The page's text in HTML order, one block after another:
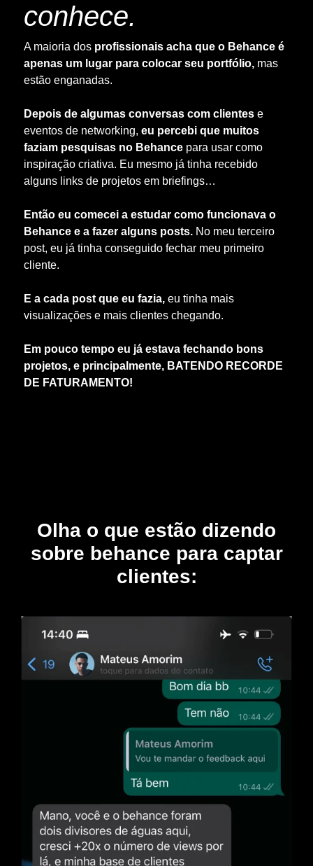
conhece.
A maioria dosprofissionais acha que o Behance é
apenas um lugar para colocar seu portfólio, mas
estão enganadas.
Depois de algumas conversas com clientes e
eventos de networking, eu percebi que muitos
faziam pesquisas no Behance para usar como
inspiração criativa. Eu mesmo já tinha recebido
alguns links de projetos em briefings…
Então eu comecei a estudar como funcionava o
Behance e a fazer alguns posts. No meu terceiro
post, eu já tinha conseguido fechar meu primeiro
cliente.
E a cada post que eu fazia, eu tinha mais
visualizações e mais clientes chegando.
Em pouco tempo eu já estava fechando bons
projetos, e principalmente, BATENDO RECORDE
DE FATURAMENTO!
Olha o que estão dizendo
sobre behance para captar
clientes: